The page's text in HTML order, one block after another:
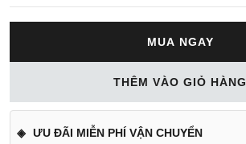
MUA NGAY
THÊM VÀO GIỎ HÀNG
ƯU ĐÃI MIỄN PHÍ VẬN CHUYỂN